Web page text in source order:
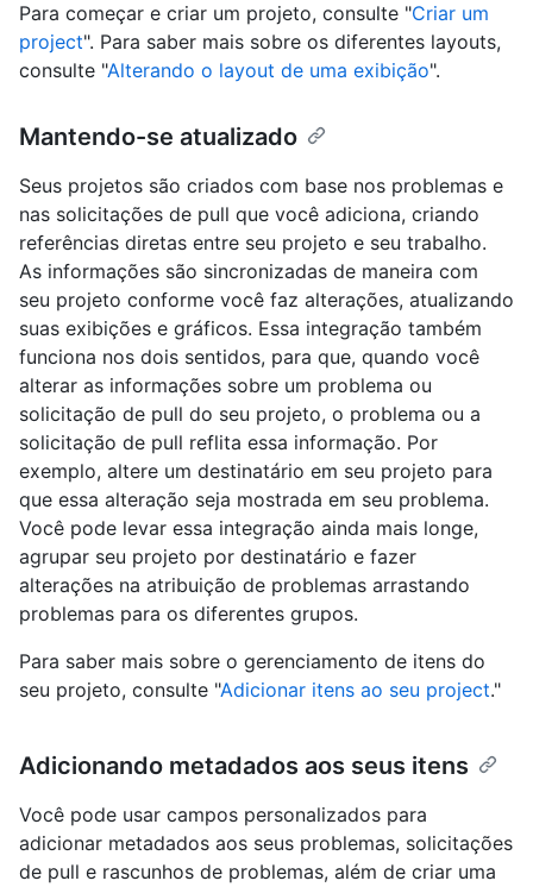
Para começar e criar um projeto, consulte "Criar um
project". Para saber mais sobre os diferentes layouts,
consulte "Alterando o layout de uma exibição".
Mantendo-se atualizado
Seus projetos são criados com base nos problemas e
nas solicitações de pull que você adiciona, criando
referências diretas entre seu projeto e seu trabalho.
As informações são sincronizadas de maneira com
seu projeto conforme você faz alterações, atualizando
suas exibições e gráficos. Essa integração também
funciona nos dois sentidos, para que, quando você
alterar as informações sobre um problema ou
solicitação de pull do seu projeto, o problema ou a
solicitação de pull reflita essa informação. Por
exemplo, altere um destinatário em seu projeto para
que essa alteração seja mostrada em seu problema.
Você pode levar essa integração ainda mais longe,
agrupar seu projeto por destinatário e fazer
alterações na atribuição de problemas arrastando
problemas para os diferentes grupos.
Para saber mais sobre o gerenciamento de itens do
seu projeto, consulte "Adicionar itens ao seu project."
Adicionando metadados aos seus itens
Você pode usar campos personalizados para
adicionar metadados aos seus problemas, solicitações
de pull e rascunhos de problemas, além de criar uma